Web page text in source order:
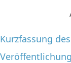
Kurzfassung